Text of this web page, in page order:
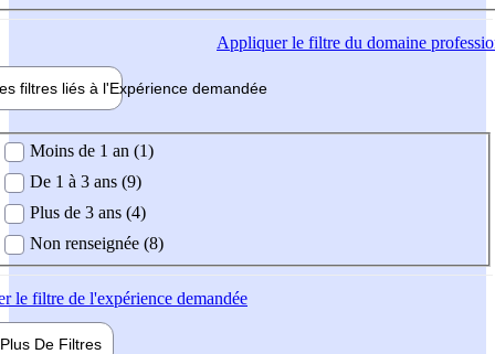
Appliquerle filtre du domaine
filtres liés à l'Expérience demandée
demandée
Moins de 1 an (1)
De 1 à 3 ans (9)
Plus de 3 ans (4)
Non renseignée (8)
le filtre de l'expérience demandée
Plus De Filtres